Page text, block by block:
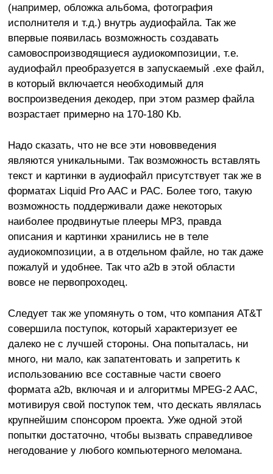
(например, обложка альбома, фотография
исполнителя и т.д.) внутрь аудиофайла. Так же
впервые появилась возможность создавать
самовоспроизводящиеся аудиокомпозиции, т.е.
аудиофайл преобразуется в запускаемый .exe файл,
в который включается необходимый для
воспроизведения декодер, при этом размер файла
возрастает примерно на 170-180 Kb.
Надо сказать, что не все эти нововведения
являются уникальными. Так возможность вставлять
текст и картинки в аудиофайл присутствует так же в
форматах Liquid Pro AAC и PAC. Более того, такую
возможность поддерживали даже некоторых
наиболее продвинутые плееры МР3, правда
описания и картинки хранились не в теле
аудиокомпозиции, а в отдельном файле, но так даже
пожалуй и удобнее. Так что a2b в этой области
вовсе не первопроходец.
Следует так же упомянуть о том, что компания AT&T
совершила поступок, который характеризует ее
далеко не с лучшей стороны. Она попыталась, ни
много, ни мало, как запатентовать и запретить к
использованию все составные части своего
формата a2b, включая и и алгоритмы MPEG-2 AAC,
мотивируя свой поступок тем, что дескать являлась
крупнейшим спонсором проекта. Уже одной этой
попытки достаточно, чтобы вызвать справедливое
негодование у любого компьютерного меломана.